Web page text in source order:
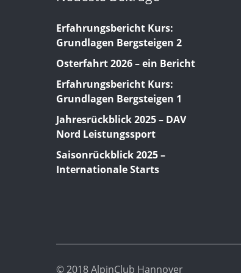
Erfahrungsbericht Kurs:
Grundlagen Bergsteigen 2
Osterfahrt 2026 – ein Bericht
Erfahrungsbericht Kurs:
Grundlagen Bergsteigen 1
Jahresrückblick 2025 – DAV
Nord Leistungssport
Saisonrückblick 2025 –
Internationale Starts
© 2018 AlpinClub Hannover